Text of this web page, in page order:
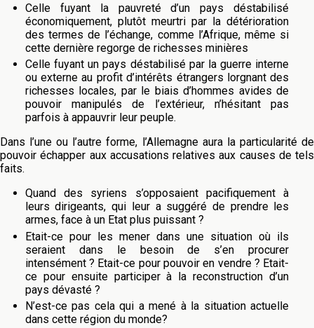
Celle fuyant la pauvreté d’un pays déstabilisé
économiquement, plutôt meurtri par la détérioration
des termes de l’échange, comme l’Afrique, même si
cette dernière regorge de richesses minières
Celle fuyant un pays déstabilisé par la guerre interne
ou externe au profit d’intérêts étrangers lorgnant des
richesses locales, par le biais d’hommes avides de
pouvoir manipulés de l’extérieur, n’hésitant pas
parfois à appauvrir leur peuple.
Dans l’une ou l’autre forme, l’Allemagne aura la particularité de
pouvoir échapper aux accusations relatives aux causes de tels
faits.
Quand des syriens s’opposaient pacifiquement à
leurs dirigeants, qui leur a suggéré de prendre les
armes, face à un Etat plus puissant ?
Etait-ce pour les mener dans une situation où ils
seraient dans le besoin de s’en procurer
intensément ? Etait-ce pour pouvoir en vendre ? Etait-
ce pour ensuite participer à la reconstruction d’un
pays dévasté ?
N’est-ce pas cela qui a mené à la situation actuelle
dans cette région du monde?